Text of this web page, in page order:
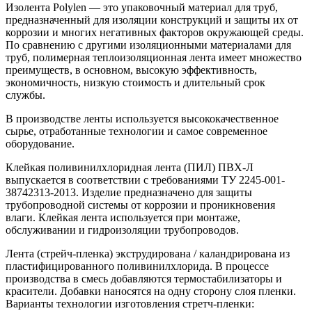
Изолента Polylen — это упаковочный материал для труб,
предназначенный для изоляции конструкций и защиты их от
коррозии и многих негативных факторов окружающей среды.
По сравнению с другими изоляционными материалами для
труб, полимерная теплоизоляционная лента имеет множество
преимуществ, в основном, высокую эффективность,
экономичность, низкую стоимость и длительный срок
службы.
В производстве ленты используется высококачественное
сырье, отработанные технологии и самое современное
оборудование.
Клейкая поливинилхлоридная лента (ПИЛ) ПВХ-Л
выпускается в соответствии с требованиями ТУ 2245-001-
38742313-2013. Изделие предназначено для защиты
трубопроводной системы от коррозии и проникновения
влаги. Клейкая лента используется при монтаже,
обслуживании и гидроизоляции трубопроводов.
Лента (стрейч-пленка) экструдирована / каландрирована из
пластифицированного поливинилхлорида. В процессе
производства в смесь добавляются термостабилизаторы и
красители. Добавки наносятся на одну сторону слоя пленки.
Варианты технологии изготовления стретч-пленки: